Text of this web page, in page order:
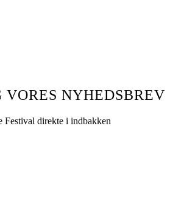
NYHEDSBREV
Festival direkte i indbakken